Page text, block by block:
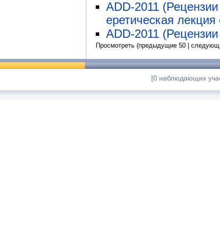
ADD-2011
еретическая
ADD-2011
Просмотреть (предыдущие 50 |
[0 наблюдающих